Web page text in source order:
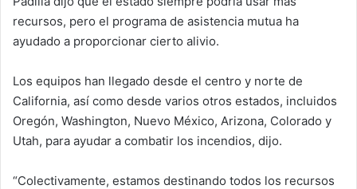
recursos, pero el programa de asistencia mutua ha
ayudado a proporcionar cierto alivio.
Los equipos han llegado desde el centro y norte de
California, así como desde varios otros estados, incluidos
Oregón, Washington, Nuevo México, Arizona, Colorado y
Utah, para ayudar a combatir los incendios, dijo.
“Colectivamente, estamos destinando todos los recursos